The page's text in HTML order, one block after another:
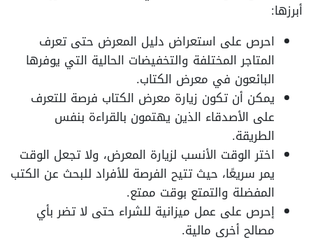
أبرزها:
احرص على استعراض دليل المعرض حتى تعرف
المتاجر المختلفة والتخفيضات الحالية التي يوفرها
البائعون في معرض الكتاب.
يمكن أن تكون زيارة معرض الكتاب فرصة للتعرف
على الأصدقاء الذين يهتمون بالقراءة بنفس
الطريقة.
اختر الوقت الأنسب لزيارة المعرض، ولا تجعل الوقت
يمر سريعًا، حيث تتيح الفرصة للأفراد للبحث عن الكتب
المفضلة والتمتع بوقت ممتع.
إحرص على عمل ميزانية للشراء حتى لا تضر بأي
مصالح أخرى مالية.